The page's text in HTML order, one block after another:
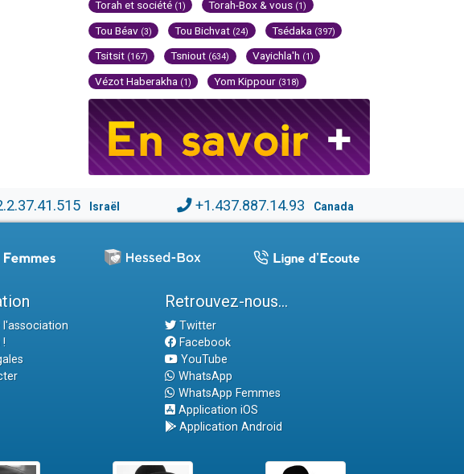
Torah et société (1) Torah-Box & vous (1)
Tou Béav (3) Tou Bichvat (24) Tsédaka (397)
Tsitsit (167) Tsniout (634) Vayichla'h (1)
Vézot Haberakha (1) Yom Kippour (318)
Israël +1.437.887.14.93 Canada
!
Retrouvez-nous...
Twitter
Facebook
YouTube
WhatsApp
WhatsApp Femmes
Application iOS
Application Android